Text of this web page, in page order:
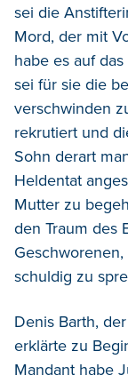
sei die
Mord, der mit
habe es auf
sei für sie die
verschwinden
rekrutiert und
Sohn derart
Heldentat
Mutter zu
den Traum des
schuldig zu
Denis Barth,
erklärte zu
Mandant habe